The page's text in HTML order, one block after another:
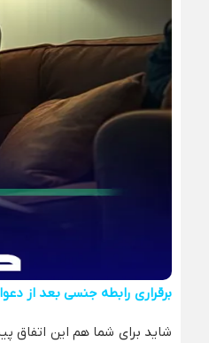
برقراری رابطه جنسی بعد از
شاید برای شما هم این اتفاق